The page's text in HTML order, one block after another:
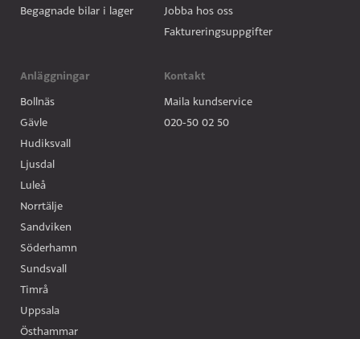
Begagnade bilar i lager
Anläggningar
Bollnäs
Gävle
Hudiksvall
Ljusdal
Luleå
Norrtälje
Sandviken
Söderhamn
Sundsvall
Timrå
Uppsala
Östhammar
Jobba hos oss
Faktureringsuppgifter
Kontakt
Maila kundservice
020-50 02 50